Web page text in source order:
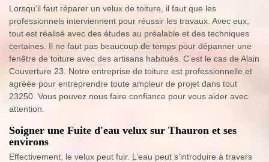
Lorsqu’il faut réparer un velux de toiture, il faut que les
professionnels interviennent pour réussir les travaux. Avec eux,
tout est réalisé avec des études au préalable et des techniques
certaines. Il ne faut pas beaucoup de temps pour dépanner une
fenêtre de toiture avec des artisans habitués. C’est le cas de Alain
Couverture 23. Notre entreprise de toiture est professionnelle et
agréée pour entreprendre toute ampleur de projet dans tout
23250. Vous pouvez nous faire confiance pour vous aider avec
attention.
Soigner une Fuite d'eau velux sur Thauron et ses
environs
Effectivement, le velux peut fuir. L’eau peut s’introduire à travers